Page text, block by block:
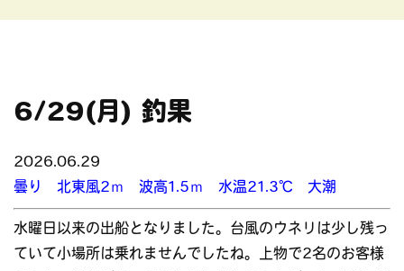
6/29(月) 釣果
2026.06.29
曇り 北東風2ｍ 波高1.5ｍ 水温21.3℃ 大潮
水曜日以来の出船となりました。台風のウネリは少し残っ
ていて小場所は乗れませんでしたね。上物で2名のお客様